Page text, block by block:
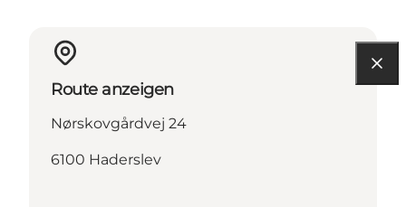
Route anzeigen
Nørskovgårdvej 24
6100 Haderslev